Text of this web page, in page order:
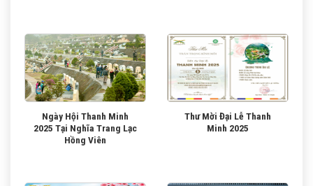
Ngày Hội Thanh Minh
2025 Tại Nghĩa Trang Lạc
Hồng Viên
Thư Mời Đại Lễ Thanh
Minh 2025